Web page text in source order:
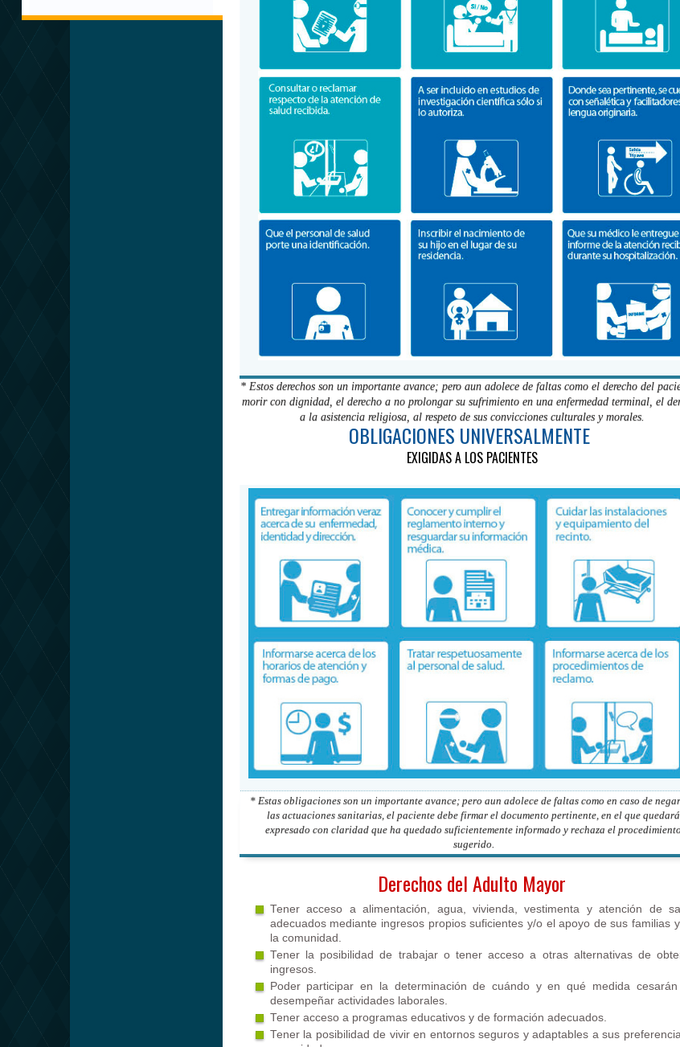
* Estos derechos son un importante avance; pero aun adolece de faltas como el derecho del
morir con dignidad, el derecho a no prolongar su sufrimiento en una enfermedad terminal, el
a la asistencia religiosa, al respeto de sus convicciones culturales y morales.
OBLIGACIONES UNIVERSALMENTE
EXIGIDAS A LOS PACIENTES
* Estas obligaciones son un importante avance; pero aun adolece de faltascomo en caso de
las actuaciones sanitarias, el paciente debe firmar el documento pertinente, en el que quedará
expresado con claridad que ha quedado suficientemente informado y rechaza el procedimiento
sugerido.
Derechos del Adulto Mayor
Tener acceso a alimentación, agua, vivienda, vestimenta y atención de
adecuados mediante ingresos propios suficientes y/o el apoyo de sus familias
la comunidad.
Tener la posibilidad de trabajar o tener acceso a otras alternativas de
ingresos.
Poder participar en la determinación de cuándo y en qué medida cesarán
desempeñar actividades laborales.
Tener acceso a programas educativos y de formación adecuados.
Tener la posibilidad de vivir en entornos seguros y adaptables a sus